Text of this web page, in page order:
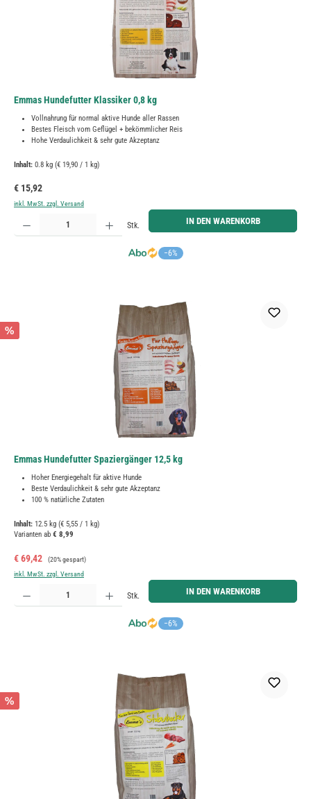
Emmas Hundefutter Klassiker 0,8 kg
Vollnahrung für normal aktive Hunde aller Rassen
Bestes Fleisch vom Geflügel + bekömmlicher Reis
Hohe Verdaulichkeit & sehr gute Akzeptanz
Inhalt: 0.8 kg (€ 19,90 / 1 kg)
Regulärer Preis:
€ 15,92
inkl. MwSt. zzgl. Versand
−6%
Produkt Anzahl: Gib den gewünschten Wert ein oder benutze die Schaltflächen um die Anzahl zu
Stk. IN DEN WARENKORB
%
Emmas Hundefutter Spaziergänger 12,5 kg
Hoher Energiegehalt für aktive Hunde
Beste Verdaulichkeit & sehr gute Akzeptanz
100 % natürliche Zutaten
Inhalt: 12.5 kg (€ 5,55 / 1 kg)
Varianten ab € 8,99
Verkaufspreis:
€ 69,42 Regulärer Preis:
(20% gespart)
inkl. MwSt. zzgl. Versand
−6%
Produkt Anzahl: Gib den gewünschten Wert ein oder benutze die Schaltflächen um die Anzahl zu
Stk. IN DEN WARENKORB
%